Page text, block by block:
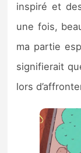
inspiré et
une fois,
ma partie
signifierait
lors